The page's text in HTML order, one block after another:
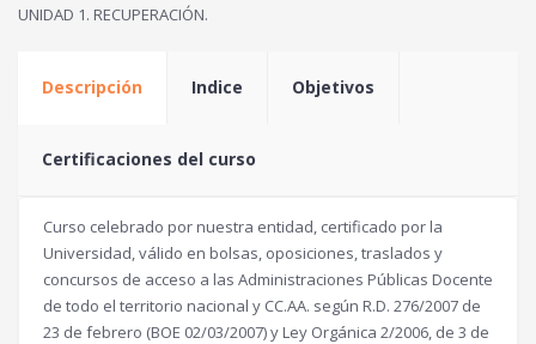
UNIDAD 1. RECUPERACIÓN.
Descripción Indice Objetivos
Certificaciones del curso
Curso celebrado por nuestra entidad, certificado por la
Universidad, válido en bolsas, oposiciones, traslados y
concursos de acceso a las Administraciones Públicas Docente
de todo el territorio nacional y CC.AA. según R.D. 276/2007 de
23 de febrero (BOE 02/03/2007) y Ley Orgánica 2/2006, de 3 de